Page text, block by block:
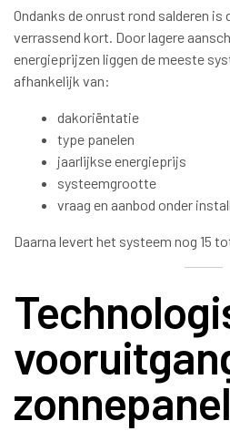
Ondanks de onrust rond salderen
verrassend kort. Door lagere
energieprijzen liggen de meeste
afhankelijk van:
dakoriëntatie
type panelen
jaarlijkse energieprijs
systeemgrootte
vraag en aanbod onder
Daarna levert het systeem nog 15